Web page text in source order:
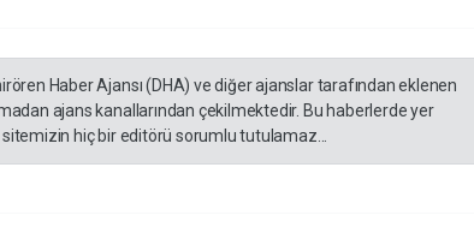
Haber Ajansı (DHA) ve diğer ajanslar tarafından eklenen
ajans kanallarından çekilmektedir. Bu haberlerde yer
hiç bir editörü sorumlu tutulamaz...